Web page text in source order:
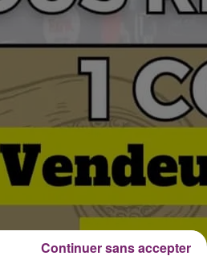
Continuer sans accepter